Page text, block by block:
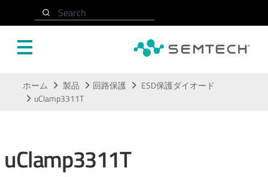
Search
ホーム 製品 回路保護
ESD保護ダイオード
uClamp3311T
uClamp3311T